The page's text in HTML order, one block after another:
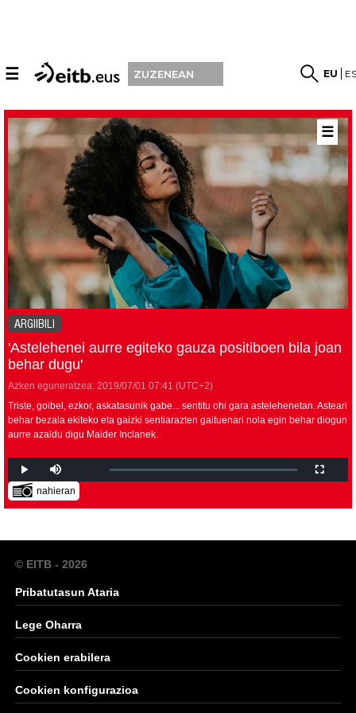
☰ ZUZENEAN EU
☰
ARGIIBILI
'Astelehenei aurre egiteko gauza positiboen bila joan
behar dugu'
Azken eguneratzea: 2019/07/01 07:41 (UTC+2)
Triste, goibel, ezkor, askatasunik gabe... sentitu ohi gara astelehenetan. Asteari
behar bezala ekiteko eta gaizki sentiarazten gaituenari nola egin behar diogun
aurre azaldu digu Maider Inclanek.
nahieran
© EITB - 2026
Pribatutasun Ataria
Lege Oharra
Cookien erabilera
Cookien konfigurazioa